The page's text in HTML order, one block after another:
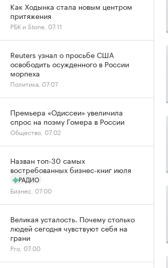
Как Ходынка стала новым центром
притяжения
РБК и Stone, 07:11
Reuters узнал о просьбе США
освободить осужденного в России
морпеха
Политика, 07:07
Премьера «Одиссеи» увеличила
спрос на поэму Гомера в России
Общество, 07:02
Назван топ-30 самых
востребованных бизнес-книг июля
РАДИО
Бизнес, 07:00
Великая усталость. Почему столько
людей сегодня чувствуют себя на
грани
Pro, 07:00